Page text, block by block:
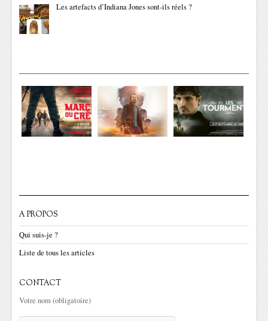
Les artefacts d’Indiana Jones sont-ils réels ?
A PROPOS
Qui suis-je ?
Liste de tous les articles
CONTACT
Votre nom (obligatoire)